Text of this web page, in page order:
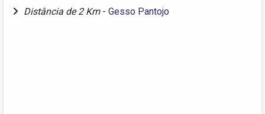
Distância de 2 Km - Gesso Pantojo